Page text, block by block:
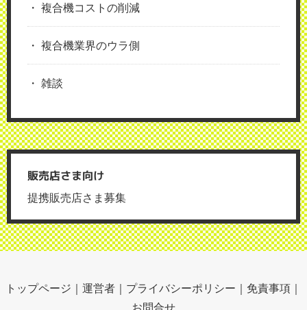
複合機コストの削減
複合機業界のウラ側
雑談
販売店さま向け
提携販売店さま募集
トップページ ｜ 運営者 ｜ プライバシーポリシー ｜ 免責事項 ｜
お問合せ